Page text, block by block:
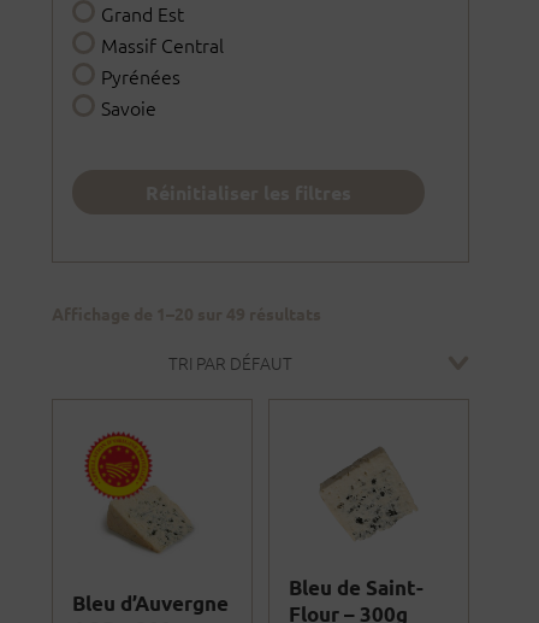
Grand Est
Massif Central
Pyrénées
Savoie
Bleu d’Auvergne
Bleu de Saint-
Flour – 300g